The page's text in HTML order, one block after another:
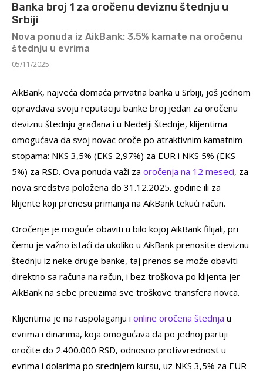
Banka broj 1 za oročenu deviznu štednju u
Srbiji
Nova ponuda iz AikBank: 3,5% kamate na oročenu
štednju u evrima
05/11/2025
AikBank, najveća domaća privatna banka u Srbiji, još jednom
opravdava svoju reputaciju banke broj jedan za oročenu
deviznu štednju građana i u Nedelji štednje, klijentima
omogućava da svoj novac oroče po atraktivnim kamatnim
stopama: NKS 3,5% (EKS 2,97%) za EUR i NKS 5% (EKS
5%) za RSD. Ova ponuda važi za oročenja na 12 meseci, za
nova sredstva položena do 31.12.2025. godine ili za
klijente koji prenesu primanja na AikBank tekući račun.
Oročenje je moguće obaviti u bilo kojoj AikBank filijali, pri
čemu je važno istaći da ukoliko u AikBank prenosite deviznu
štednju iz neke druge banke, taj prenos se može obaviti
direktno sa računa na račun, i bez troškova po klijenta jer
AikBank na sebe preuzima sve troškove transfera novca.
Klijentima je na raspolaganju i online oročena štednja u
evrima i dinarima, koja omogućava da po jednoj partiji
oročite do 2.400.000 RSD, odnosno protivvrednost u
evrima i dolarima po srednjem kursu, uz NKS 3,5% za EUR